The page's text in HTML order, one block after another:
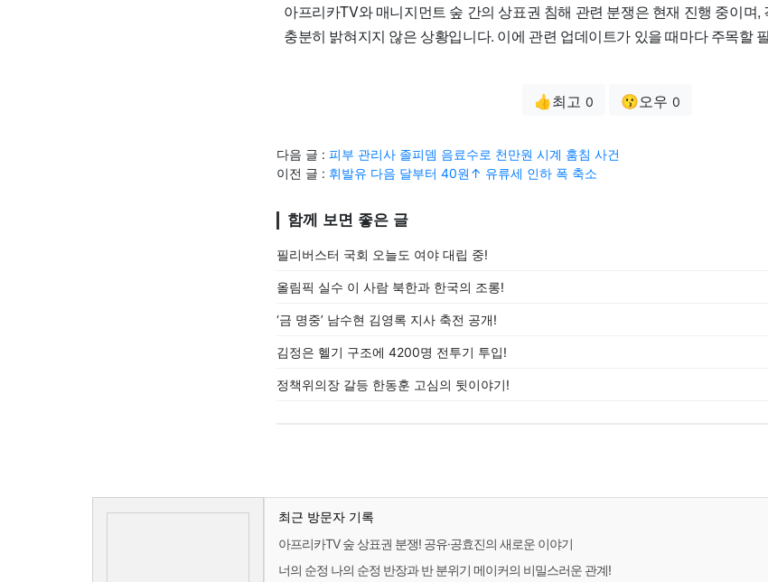
아프리카TV와 매니지먼트 숲 간의 상표권 침해 관련 분쟁은 현재 진행 중이며,
충분히 밝혀지지 않은 상황입니다. 이에 관련 업데이트가 있을 때마다 주목할
👍최고 0 😗오우 0
다음 글 : 피부 관리사 졸피뎀 음료수로 천만원 시계 훔침 사건
이전 글 : 휘발유 다음 달부터 40원↑ 유류세 인하 폭 축소
함께 보면 좋은 글
필리버스터 국회 오늘도 여야 대립 중!
올림픽 실수 이 사람 북한과 한국의 조롱!
‘금 명중’ 남수현 김영록 지사 축전 공개!
김정은 헬기 구조에 4200명 전투기 투입!
정책위의장 갈등 한동훈 고심의 뒷이야기!
최근 방문자 기록
아프리카TV 숲 상표권 분쟁! 공유·공효진의 새로운 이야기
너의 순정 나의 순정 반장과 반 분위기 메이커의 비밀스러운 관계!